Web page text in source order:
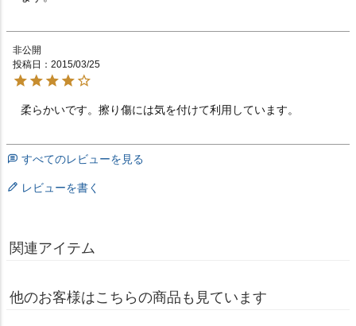
非公開
投稿日
2015/03/25
柔らかいです。擦り傷には気を付けて利用しています。
すべてのレビューを見る
レビューを書く
関連アイテム
他のお客様はこちらの商品も見ています